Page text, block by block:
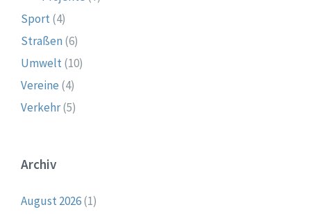
Sport(4)
Straßen (6)
Umwelt(10)
Vereine (4)
Verkehr(5)
Archiv
August 2026(1)